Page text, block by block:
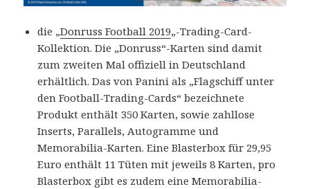
die „Donruss Football 2019„-Trading-Card-
Kollektion. Die „Donruss“-Karten sind damit
zum zweiten Mal offiziell in Deutschland
erhältlich. Das von Panini als „Flagschiff unter
den Football-Trading-Cards“ bezeichnete
Produkt enthält 350 Karten, sowie zahllose
Inserts, Parallels, Autogramme und
Memorabilia-Karten. Eine Blasterbox für 29,95
Euro enthält 11 Tüten mit jeweils 8 Karten, pro
Blasterbox gibt es zudem eine Memorabilia-